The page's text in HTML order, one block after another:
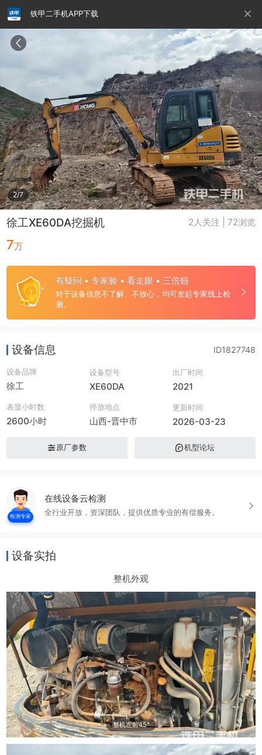
铁甲二手机APP下载
2/7
徐工XE60DA挖掘机 2人关注 | 72浏览
7万
有疑问 • 专家验 • 看走眼 • 三倍赔
对于设备信息不了解、不放心，均可发起专家线上检
测。
请输入手机号
提
交
即
表
示
您
同
意
《隐
私
政
策》
设备信息 ID1827748
设备品牌
徐工
设备型号
XE60DA
出厂时间
2021
表显小时数
2600小时
停放地点
山西-晋中市
更新时间
2026-03-23
原厂参数 机型论坛
检测专家
在线设备云检测
全行业开放，资深团队，提供优质专业的有偿服务。
设备实拍
整机外观
整机左前45°
铁甲龙总部 4000099032 认证经纪人